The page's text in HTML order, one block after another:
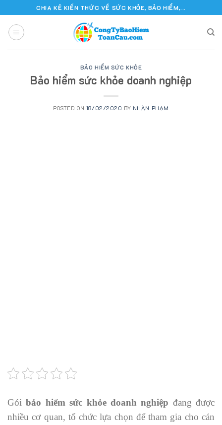
to
content
CHIA KẺ KIẾN THỨC VỀ SỨC KHỎE, BẢO HIỂM,...
BẢO HIỂM SỨC KHỎE
Bảo hiểm sức khỏe doanh nghiệp
POSTED ON 18/02/2020 BY NHÀN PHẠM
Góibảo hiểm sức khỏe doanh nghiệp đang được
nhiều cơ quan, tổ chức lựa chọn để tham gia cho cán